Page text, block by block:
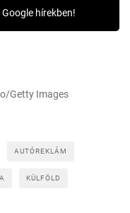
Google hírekben!
Getty Images
AUTÓREKLÁM
KÜLFÖLD